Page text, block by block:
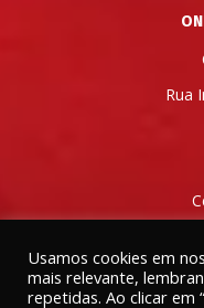
Rua
Usamos cookies em
mais relevante,
repetidas. Ao clicar em